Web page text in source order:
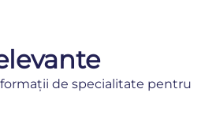
de specialitate pentru